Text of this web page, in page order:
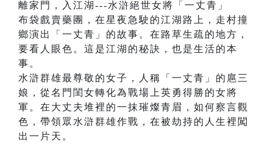
離家門，入江湖---水滸絕世女將「一丈青」
布袋戲賣藥團，在星夜急駛的江湖路上，走村撞
鄉演出「一丈青」的故事。在路草生疏的地方，
要看人眼色。這是江湖的秘訣，也是生活的本
事。
水滸群雄最尊敬的女子，人稱「一丈青」的扈三
娘，從名門閨女轉化為戰場上英勇得勝的女將
軍。在大丈夫堆裡的一抹璀燦青眉，如何察言觀
色，帶領眾水滸群雄作戰，在被劫持的人生裡闖
出一片天。